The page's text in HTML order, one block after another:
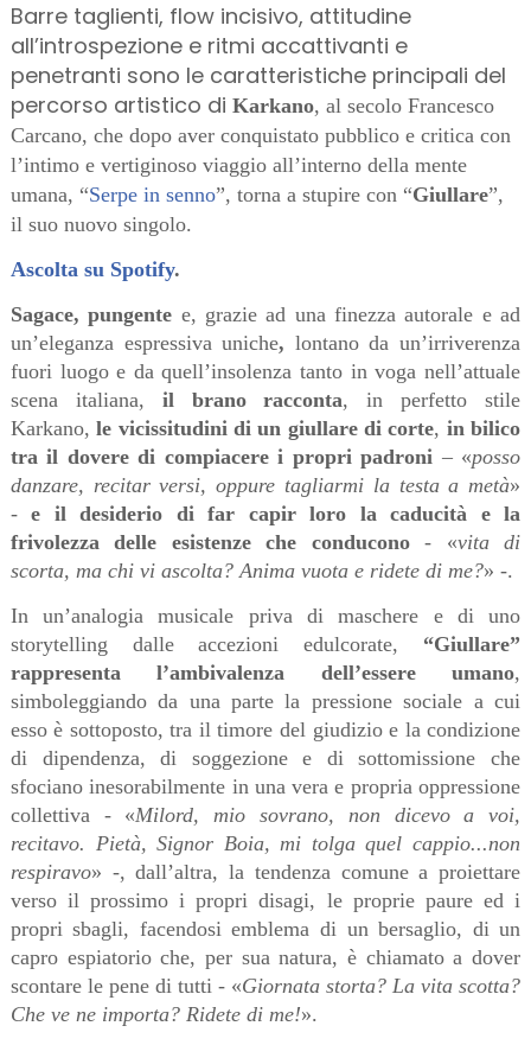
Barre taglienti, flow incisivo, attitudine
all’introspezione e ritmi accattivanti e
penetranti sono le caratteristiche principali del
percorso artistico di Karkano, al secolo Francesco
Carcano, che dopo aver conquistato pubblico e critica con
l’intimo e vertiginoso viaggio all’interno della mente
umana, “Serpe in senno”, torna a stupire con “Giullare”,
il suo nuovo singolo.
Ascolta su Spotify.
Sagace, pungente e, grazie ad una finezza autorale e ad
un’eleganza espressiva uniche, lontano da un’irriverenza
fuori luogo e da quell’insolenza tanto in voga nell’attuale
scena italiana, il brano racconta, in perfetto stile
Karkano,le vicissitudini di un giullare di corte, in bilico
tra il dovere di compiacere i propri padroni – «posso
danzare, recitar versi, oppure tagliarmi la testa a metà»
-e il desiderio di far capir loro la caducità e la
frivolezza delle esistenze che conducono- «vita di
scorta, ma chi vi ascolta? Anima vuota e ridete di me?» -.
In un’analogia musicale priva di maschere e di uno
storytelling dalle accezioni edulcorate, “Giullare”
rappresenta l’ambivalenza dell’essere umano,
simboleggiando da una parte la pressione sociale a cui
esso è sottoposto, tra il timore del giudizio e la condizione
di dipendenza, di soggezione e di sottomissione che
sfociano inesorabilmente in una vera e propria oppressione
collettiva - «Milord, mio sovrano, non dicevo a voi,
recitavo. Pietà, Signor Boia, mi tolga quel cappio...non
respiravo» -, dall’altra, la tendenza comune a proiettare
verso il prossimo i propri disagi, le proprie paure ed i
propri sbagli, facendosi emblema di un bersaglio, di un
capro espiatorio che, per sua natura, è chiamato a dover
scontare le pene di tutti - «Giornata storta? La vita scotta?
Che ve ne importa? Ridete di me!».